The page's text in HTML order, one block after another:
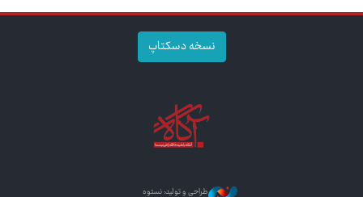
نسخه دسکتاپ
طراحی و تولید: نستوه